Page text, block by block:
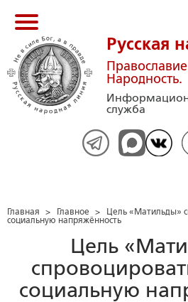
Русская
Народность.
служба
Главная > Главное >
Цель «Матильды»
социальную напряжённость
Цель
социальную